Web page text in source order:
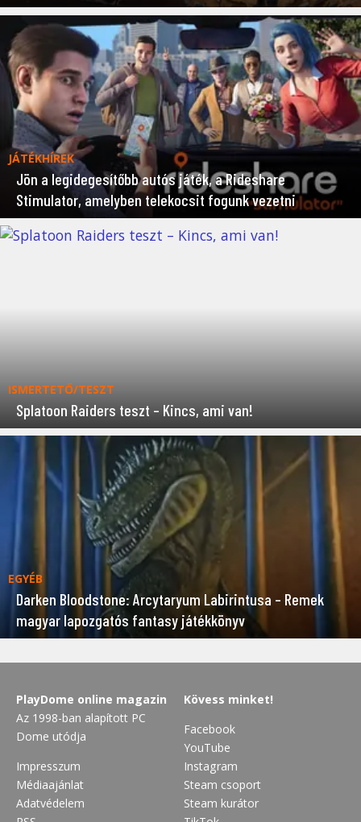
JÁTÉKHÍREK
Jön a legidegesítőbb autós játék, a Rideshare
Stimulator, amelyben telekocsit fogunk vezetni
ISMERTETŐ/TESZT
Splatoon Raiders teszt – Kincs, ami van!
EGYÉB
Darken Bloodstone: Arcytaryum Labirintusa – Remek
magyar lapozgatós fantasy játékkönyv
PlayDome online magazin
Az 1998-ban alapított PC
Dome utódja
Impresszum
Médiaajánlat
Adatvédelem
Kövess minket!
Facebook
YouTube
Instagram
Steam csoport
Steam kurátor